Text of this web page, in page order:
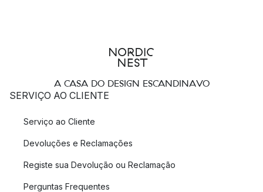
A CASA DO DESIGN ESCANDINAVO
SERVIÇO AO CLIENTE
Serviço ao Cliente
Devoluções e Reclamações
Registe sua Devolução ou Reclamação
Perguntas Frequentes